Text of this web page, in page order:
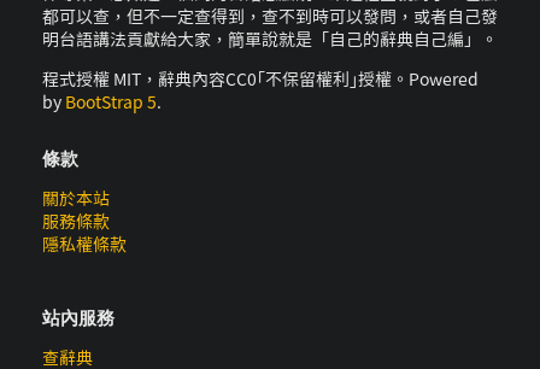
都可以查，但不一定查得到，查不到時可以發問，或者自己發
明台語講法貢獻給大家，簡單說就是「自己的辭典自己編」。
程式授權 MIT，辭典內容CC0｢不保留權利｣授權。Powered
by BootStrap 5.
條款
關於本站
服務條款
隱私權條款
站內服務
查辭典